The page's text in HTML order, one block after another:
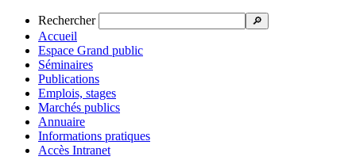
Rechercher 🔎
Accueil
Espace Grand public
Séminaires
Publications
Emplois, stages
Marchés publics
Annuaire
Informations pratiques
Accès Intranet